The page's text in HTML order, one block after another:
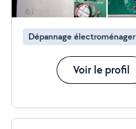
Dépannage électroménager
Voir le profil